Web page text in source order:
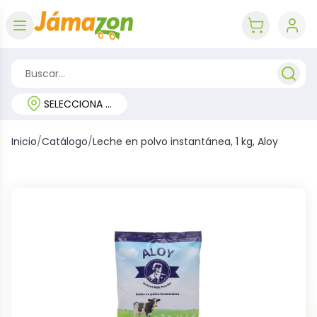
SELECCIONA TU REGIÓN
Inicio/Catálogo/Leche en polvo instantánea, 1 kg, Aloy